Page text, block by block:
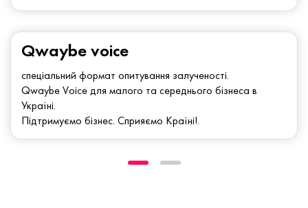
Qwaybe voice
спеціальний формат опитування залученості.
Qwaybe Voice для малого та середнього бізнеса в
Україні.
Підтримуємо бізнес. Сприяємо Країні!.